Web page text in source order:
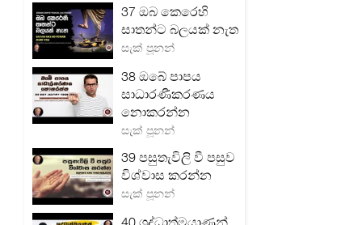
37 ඔබ කෙරෙහි
සාතන්ට බලයක් නැත
සැක් පූනන්
38 ඔබේ පාපය
සාධාරණීකරණය
නොකරන්න
සැක් පූනන්
39 පසුතැවිලි වී පසුව
විශ්වාස කරන්න
සැක් පූනන්
40 ශුද්ධාත්මයාණන්